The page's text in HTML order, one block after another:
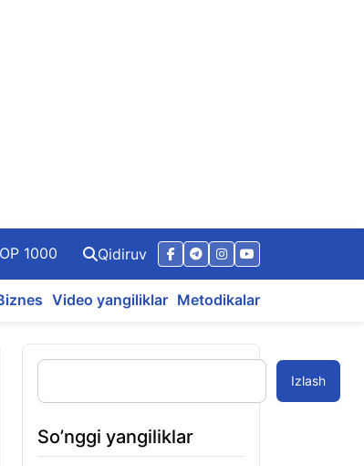
1000 Qidiruv
Video yangiliklar Metodikalar
Izlash
So’nggi yangiliklar